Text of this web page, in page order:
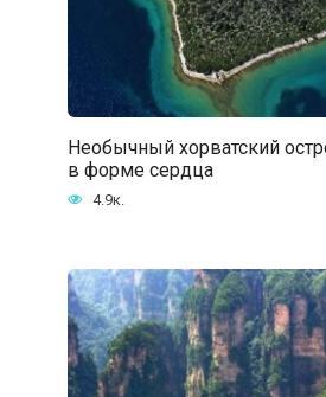
Необычный хорватский
в форме сердца
4.9к.